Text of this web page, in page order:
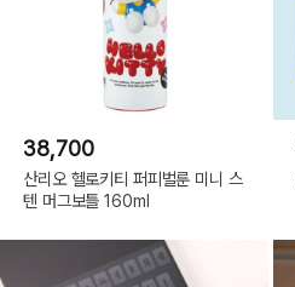
38,700
산리오 헬로키티 퍼피벌룬 미니 스
텐 머그보틀 160ml